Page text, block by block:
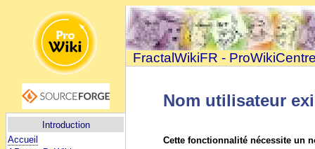
Introduction
Accueil
FractalWikiFR -
Nom utilisateur
Cette fonctionnalité nécessite un